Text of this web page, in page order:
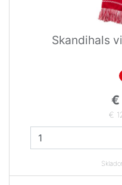
Skandihals
€
€